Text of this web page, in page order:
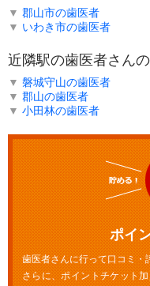
▼ 郡山市の歯医者
▼ いわき市の歯医者
近隣駅の歯医者さん
▼ 磐城守山の歯医者
▼ 郡山の歯医者
▼ 小田林の歯医者
ポイ
歯医者さんに行って口コミ・
さらに、ポイントチケット